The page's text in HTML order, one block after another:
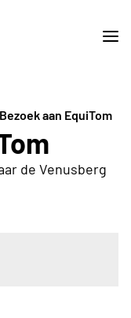
Bezoek aan EquiTom
de Venusberg